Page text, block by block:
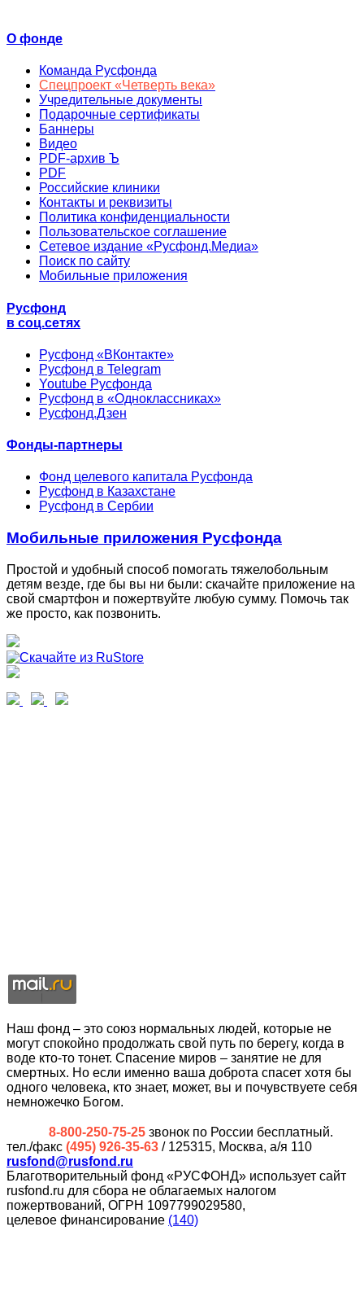
О фонде
Команда Русфонда
Спецпроект «Четверть века»
Учредительные документы
Подарочные сертификаты
Баннеры
Видео
PDF-архив Ъ
PDF
Российские клиники
Контакты и реквизиты
Политика конфиденциальности
Пользовательское соглашение
Сетевое издание «Русфонд.Медиа»
Поиск по сайту
Мобильные приложения
Русфонд
в соц.сетях
Русфонд «ВКонтакте»
Русфонд в Telegram
Youtube Русфонда
Русфонд в «Одноклассниках»
Русфонд.Дзен
Фонды-партнеры
Фонд целевого капитала Русфонда
Русфонд в Казахстане
Русфонд в Сербии
Мобильные приложения Русфонда
Простой и удобный способ помогать тяжелобольным
детям везде, где бы вы ни были: скачайте приложение на
свой смартфон и пожертвуйте любую сумму. Помочь так
же просто, как позвонить.
Наш фонд – это союз нормальных людей, которые не
могут спокойно продолжать свой путь по берегу, когда в
воде кто-то тонет. Спасение миров – занятие не для
смертных. Но если именно ваша доброта спасет хотя бы
одного человека, кто знает, может, вы и почувствуете себя
немножечко Богом.
8-800-250-75-25 звонок по России бесплатный.
тел./факс (495) 926-35-63 / 125315, Москва, а/я 110
rusfond@rusfond.ru
Благотворительный фонд «РУСФОНД» использует сайт
rusfond.ru для сбора не облагаемых налогом
пожертвований, ОГРН 1097799029580,
целевое финансирование (140)